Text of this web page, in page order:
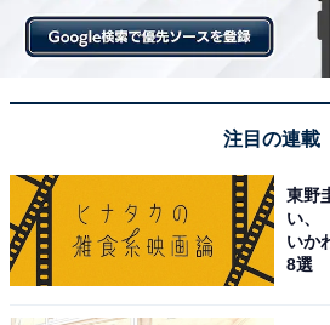
ったりと、苦い思い出も多そうで
「小学校の時にクロールで息継ぎ
しました」（大阪府 女性）
「小学校の時に息継ぎの練習鼻で
のが辛かった」（埼玉県 女性）
注目の連載
東野
い、
いか
8選